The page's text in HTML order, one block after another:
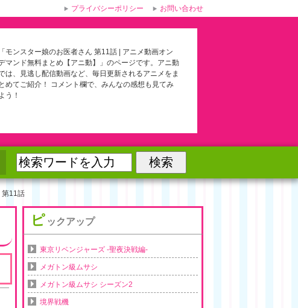
「モンスター娘のお医者さん 第11話 | アニメ動画オン
マンド無料まとめ【アニ動】」のページです。アニ動
は、見逃し配信動画など、毎日更新されるアニメをま
とめてご紹介！ コメント欄で、みんなの感想も見てみ
う！
第11話
ピ ックアップ
東京リベンジャーズ -聖夜決戦編-
メガトン級ムサシ
メガトン級ムサシ シーズン2
境界戦機
プライバシーポリシー お問い合わせ